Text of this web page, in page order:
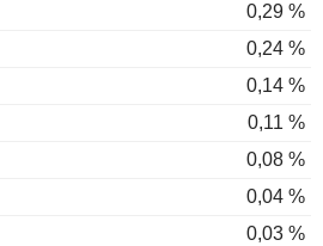
0,29 %
0,24 %
0,14 %
0,11 %
0,08 %
0,04 %
0,03 %